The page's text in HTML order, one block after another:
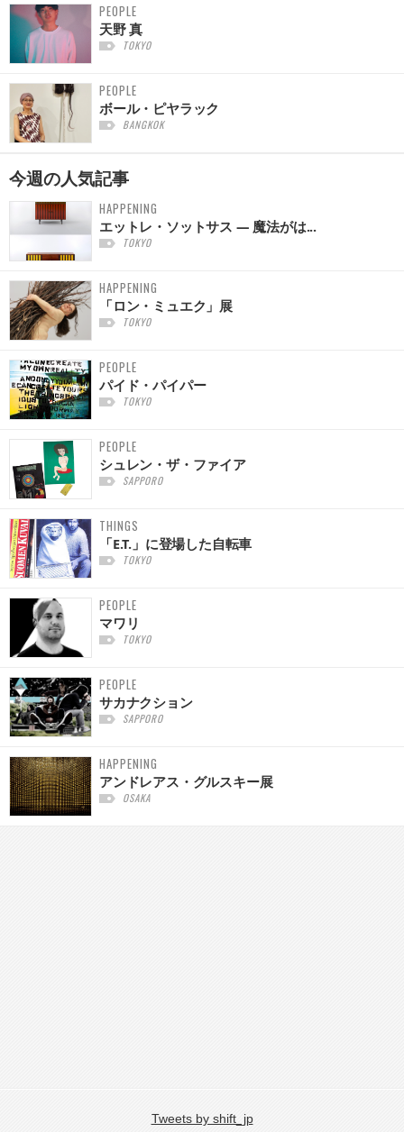
PEOPLE
天野 真
TOKYO
PEOPLE
ボール・ピヤラック
BANGKOK
今週の人気記事
HAPPENING
エットレ・ソットサス — 魔法がは...
TOKYO
HAPPENING
「ロン・ミュエク」展
TOKYO
PEOPLE
パイド・パイパー
TOKYO
PEOPLE
シュレン・ザ・ファイア
SAPPORO
THINGS
「E.T.」に登場した自転車
TOKYO
PEOPLE
マワリ
TOKYO
PEOPLE
サカナクション
SAPPORO
HAPPENING
アンドレアス・グルスキー展
OSAKA
Tweets by shift_jp